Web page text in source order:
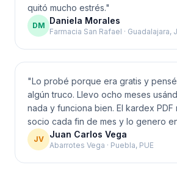
quitó mucho estrés."
DM Daniela Morales
Farmacia San Rafael · Guadalajara,
"Lo probé porque era gratis y
algún truco. Llevo ocho meses
nada y funciona bien. El kardex PDF
socio cada fin de mes y lo genero
JV Juan Carlos Vega
Abarrotes Vega · Puebla, PUE